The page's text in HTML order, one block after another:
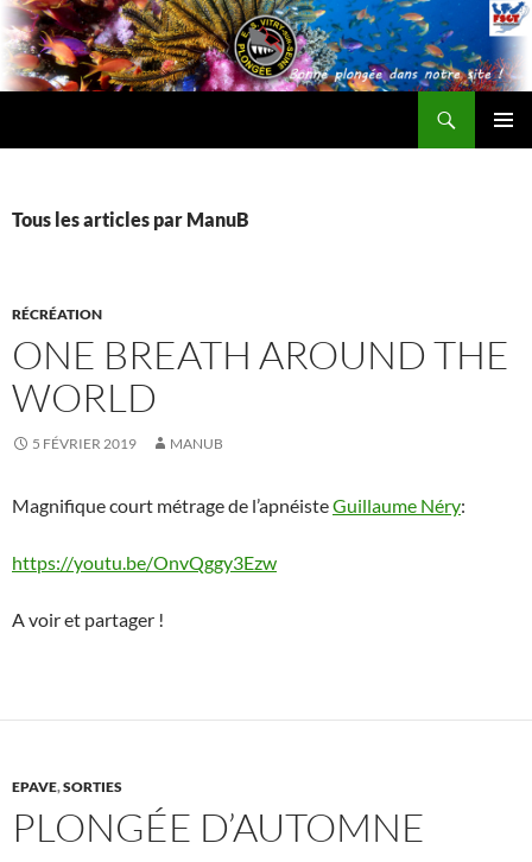
Tous les articles par ManuB
RÉCRÉATION
ONE BREATH AROUND THE
WORLD
5 FÉVRIER 2019 MANUB
Magnifique court métrage de l’apnéisteGuillaume Néry:
https://youtu.be/OnvQggy3Ezw
A voir et partager !
EPAVE,SORTIES
PLONGÉE D’AUTOMNE